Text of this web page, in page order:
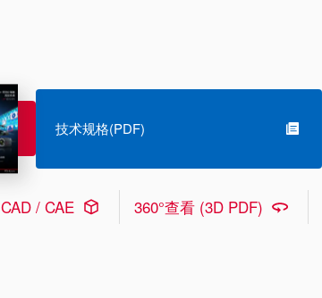
技术规格(PDF)
CAD / CAE 360°查看 (3D PDF)